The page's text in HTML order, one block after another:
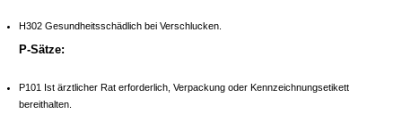
H302 Gesundheitsschädlich bei Verschlucken.
P-Sätze:
P101 Ist ärztlicher Rat erforderlich, Verpackung oder Kennzeichnungsetikett
bereithalten.